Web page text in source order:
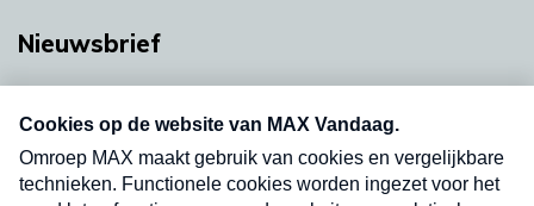
Nieuwsbrief
nieuwsbrief. Elke vrijdag- en dinsdagochtend in
uw mailbox.